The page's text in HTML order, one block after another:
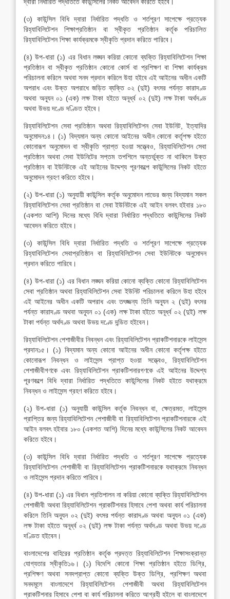
(৩) কাউন্সিল বিধি দ্বারা নির্ধারিত পদ্ধতি ও শর্তপূরণ সাপেক্ষে প্রত্যেক
রিহ্যাবিলিটেশন শিক্ষাপ্রতিষ্ঠান বা স্বীকৃত প্রতিষ্ঠান কর্তৃক পরিচালিত
রিহ্যাবিলিটেশন শিক্ষা কার্যক্রমকে স্বীকৃতি প্রদান করিতে পারিবে।
(৪) উপ-ধারা (১) এর বিধান লঙ্ঘন করিয়া কোনো ব্যক্তি রিহ্যাবিলিটেশন শিক্ষা
প্রতিষ্ঠান বা স্বীকৃত প্রতিষ্ঠান কোনো কোর্স বা প্রশিক্ষণ বা শিক্ষা কার্যক্রম
পরিচালনা করিলে অথবা সনদ প্রদান করিলে উহা হইবে এই আইনের অধীন একটি
অপরাধ এবং উক্ত অপরাধে জড়িত ব্যক্তি ০২ (দুই) বৎসর পর্যন্ত কারাদণ্ড
অথবা অন্যূন ০১ (এক) লক্ষ টাকা হইতে অনূর্ধ্ব ০২ (দুই) লক্ষ টাকা অর্থদণ্ড
অথবা উভয় দণ্ডে দণ্ডিত হইবে।
রিহ্যাবিলিটেশন সেবা প্রতিষ্ঠান অথবা রিহ্যাবিলিটেশন সেবা ইউনিট, ইত্যাদির
অনুমোদন১৪। (১) বিদ্যমান অন্য কোনো আইনের অধীন কোনো কর্তৃপক্ষ হইতে
কোনোরূপ অনুমোদন বা স্বীকৃতি প্রাপ্ত হওয়া সত্ত্বেও, রিহ্যাবিলিটেশন সেবা
প্রতিষ্ঠান অথবা সেবা ইউনিটের সপ্তম তপশিলে অন্তর্ভুক্ত না থাকিলে উক্ত
প্রতিষ্ঠান বা ইউনিটকে এই আইনের উদ্দেশ্য পূরণকল্পে কাউন্সিলের নিকট হইতে
অনুমোদন গ্রহণ করিতে হইবে।
(২) উপ-ধারা (১) অনুযায়ী কাউন্সিল কর্তৃক অনুমোদন লাভের জন্য বিদ্যমান সকল
রিহ্যাবিলিটেশন সেবা প্রতিষ্ঠান বা সেবা ইউনিটকে এই আইন বলবৎ হইবার ১৮০
(একশত আশি) দিনের মধ্যে বিধি দ্বারা নির্ধারিত পদ্ধতিতে কাউন্সিলের নিকট
আবেদন করিতে হইবে।
(৩) কাউন্সিল বিধি দ্বারা নির্ধারিত পদ্ধতি ও শর্তপূরণ সাপেক্ষে প্রত্যেক
রিহ্যাবিলিটেশন সেবাপ্রতিষ্ঠান বা রিহ্যাবিলিটেশন সেবা ইউনিটকে অনুমোদন
প্রদান করিতে পারিবে।
(৪) উপ-ধারা (১) এর বিধান লঙ্ঘন করিয়া কোনো ব্যক্তি কোনো রিহ্যাবিলিটেশন
সেবা প্রতিষ্ঠান অথবা রিহ্যাবিলিটেশন সেবা ইউনিট পরিচালনা করিলে উহা হইবে
এই আইনের অধীন একটি অপরাধ এবং তৎজ্জন্য তিনি অন্যূন ২ (দুই) বৎসর
পর্যন্ত কারাদণ্ড অথবা অন্যূন ০১ (এক) লক্ষ টাকা হইতে অনূর্ধ্ব ০২ (দুই) লক্ষ
টাকা পর্যন্ত অর্থদণ্ড অথবা উভয় দণ্ডে দন্ডিত হইবেন।
রিহ্যাবিলিটেশন পেশাজীবীর নিবন্ধন এবং রিহ্যাবিলিটেশন প্রাকটিশনারকে লাইসেন্স
প্রদান১৫। (১) বিদ্যমান অন্য কোনো আইনের অধীন কোনো কর্তৃপক্ষ হইতে
কোনোরূপ নিবন্ধন ও লাইসেন্স প্রাপ্ত হওয়া সত্ত্বেও, রিহ্যাবিলিটেশন
পেশাজীবীগণকে এবং রিহ্যাবিলিটেশন প্রাকটিশনারগণকে এই আইনের উদ্দেশ্য
পূরণকল্পে বিধি দ্বারা নির্ধারিত পদ্ধতিতে কাউন্সিলের নিকট হইতে যথাক্রমে
নিবন্ধন ও লাইসেন্স গ্রহণ করিতে হইবে।
(২) উপ-ধারা (১) অনুযায়ী কাউন্সিল কর্তৃক নিবন্ধন বা, ক্ষেত্রমত, লাইসেন্স
প্রাপ্তির জন্য রিহ্যাবিলিটেশন পেশাজীবী বা রিহ্যাবিলিটেশন প্রাকটিশনারকে এই
আইন বলবৎ হইবার ১৮০ (একশত আশি) দিনের মধ্যে কাউন্সিলের নিকট আবেদন
করিতে হইবে।
(৩) কাউন্সিল বিধি দ্বারা নির্ধারিত পদ্ধতি ও শর্তপূরণ সাপেক্ষে প্রত্যেক
রিহ্যাবিলিটেশন পেশাজীবী বা রিহ্যাবিলিটেশন প্রাকটিশনারকে যথাক্রমে নিবন্ধন
ও লাইসেন্স প্রদান করিতে পারিবে।
(৪) উপ-ধারা (১) এর বিধান প্রতিপালন না করিয়া কোনো ব্যক্তি রিহ্যাবিলিটেশন
পেশাজীবী অথবা রিহ্যাবিলিটেশন প্রাকটিশনার হিসাবে পেশা অথবা কার্য পরিচালনা
করিলে তিনি অন্যূন ০২ (দুই) বৎসর পর্যন্ত কারাদণ্ড অথবা অন্যূন ০১ (এক)
লক্ষ টাকা হইতে অনূর্ধ্ব ০২ (দুই) লক্ষ টাকা পর্যন্ত অর্থদণ্ড অথবা উভয় দণ্ডে
দণ্ডিত হইবেন।
বাংলাদেশের বাহিরের প্রতিষ্ঠান কর্তৃক প্রদত্ত রিহ্যাবিলিটেশন শিক্ষাসংক্রান্ত
যোগ্যতার স্বীকৃতি১৬। (১) বিদেশি কোনো শিক্ষা প্রতিষ্ঠান হইতে ডিগ্রি,
প্রশিক্ষণ অথবা সনদপ্রাপ্ত কোনো ব্যক্তি উক্ত ডিগ্রি, প্রশিক্ষণ অথবা
সনদমূলে বাংলাদেশে রিহ্যাবিলিটেশন পেশাজীবী অথবা রিহ্যাবিলিটেশন
প্রাকটিশনার হিসাবে পেশা বা কার্য পরিচালনা করিতে আগ্রহী হইলে বা বাংলাদেশে